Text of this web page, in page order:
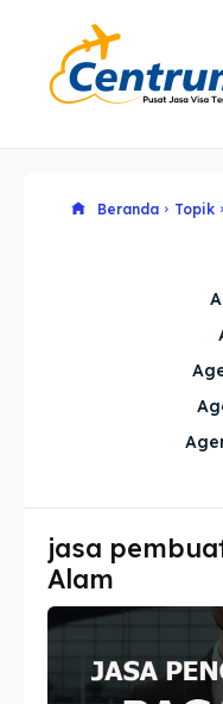
Explore
Imta
Legalisir
Apostille
Explore
Imta
Legalisir
Apostille
Beranda Topik
jasa
Alam